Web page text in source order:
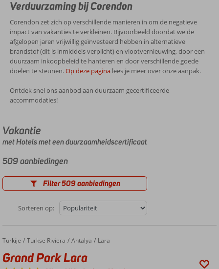
Verduurzaming bij Corendon
Corendon zet zich op verschillende manieren in om de negatieve
impact van vakanties te verkleinen. Bijvoorbeeld doordat we de
afgelopen jaren vrijwillig geïnvesteerd hebben in alternatieve
brandstof (dit is inmiddels verplicht) en vlootvernieuwing, door een
duurzaam inkoopbeleid te hanteren en door verschillende goede
doelen te steunen.Op deze pagina lees je meer over onze aanpak.
Ontdek snel ons aanbod aan duurzaam gecertificeerde
accommodaties!
Vakantie
met Hotels met een duurzaamheidscertificaat
509 aanbiedingen
Filter 509 aanbiedingen
Sorteren op:
Home
Turkije Turkse Riviera Antalya Lara
Grand Park Lara
Grand Park Lara